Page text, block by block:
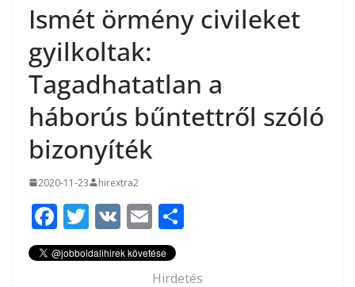
Ismét örmény civileket
gyilkoltak:
Tagadhatatlan a
háborús bűntettről szóló
bizonyíték
2020-11-23 hirextra2
F
ac
e
T
w
itt
V
K
E
m
ai za
Hirdetés